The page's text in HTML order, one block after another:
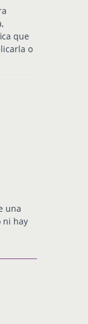
que
o
una
ni hay